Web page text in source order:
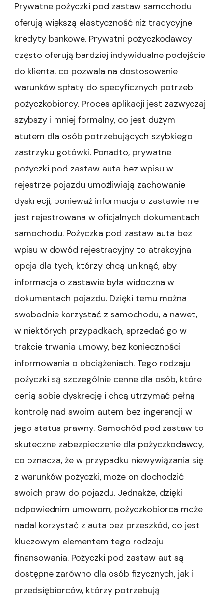
Prywatne pożyczki pod zastaw samochodu
oferują większą elastyczność niż tradycyjne
kredyty bankowe. Prywatni pożyczkodawcy
często oferują bardziej indywidualne podejście
do klienta, co pozwala na dostosowanie
warunków spłaty do specyficznych potrzeb
pożyczkobiorcy. Proces aplikacji jest zazwyczaj
szybszy i mniej formalny, co jest dużym
atutem dla osób potrzebujących szybkiego
zastrzyku gotówki. Ponadto, prywatne
pożyczki pod zastaw auta bez wpisu w
rejestrze pojazdu umożliwiają zachowanie
dyskrecji, ponieważ informacja o zastawie nie
jest rejestrowana w oficjalnych dokumentach
samochodu. Pożyczka pod zastaw auta bez
wpisu w dowód rejestracyjny to atrakcyjna
opcja dla tych, którzy chcą uniknąć, aby
informacja o zastawie była widoczna w
dokumentach pojazdu. Dzięki temu można
swobodnie korzystać z samochodu, a nawet,
w niektórych przypadkach, sprzedać go w
trakcie trwania umowy, bez konieczności
informowania o obciążeniach. Tego rodzaju
pożyczki są szczególnie cenne dla osób, które
cenią sobie dyskrecję i chcą utrzymać pełną
kontrolę nad swoim autem bez ingerencji w
jego status prawny. Samochód pod zastaw to
skuteczne zabezpieczenie dla pożyczkodawcy,
co oznacza, że w przypadku niewywiązania się
z warunków pożyczki, może on dochodzić
swoich praw do pojazdu. Jednakże, dzięki
odpowiednim umowom, pożyczkobiorca może
nadal korzystać z auta bez przeszkód, co jest
kluczowym elementem tego rodzaju
finansowania. Pożyczki pod zastaw aut są
dostępne zarówno dla osób fizycznych, jak i
przedsiębiorców, którzy potrzebują